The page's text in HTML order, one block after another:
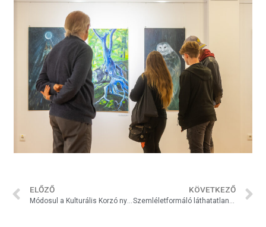
ELŐZŐ
Módosul a Kulturális Korzó nyitvatartási ideje!
KÖVETKEZŐ
Szemléletformáló láthatatlan ebéd